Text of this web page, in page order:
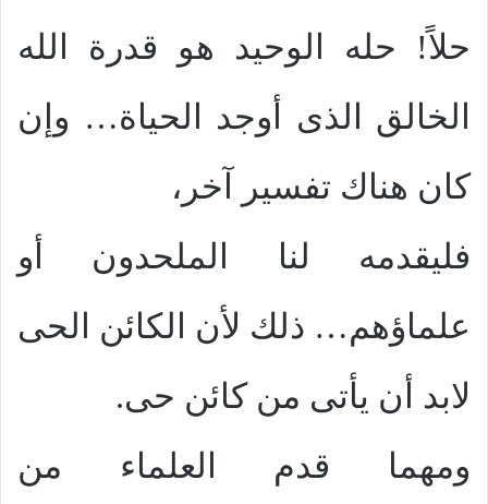
حلاً! حله الوحيد هو قدرة الله
الخالق الذى أوجد الحياة… وإن
كان هناك تفسير آخر،
فليقدمه لنا الملحدون أو
علماؤهم… ذلك لأن الكائن الحى
لابد أن يأتى من كائن حى.
ومهما قدم العلماء من